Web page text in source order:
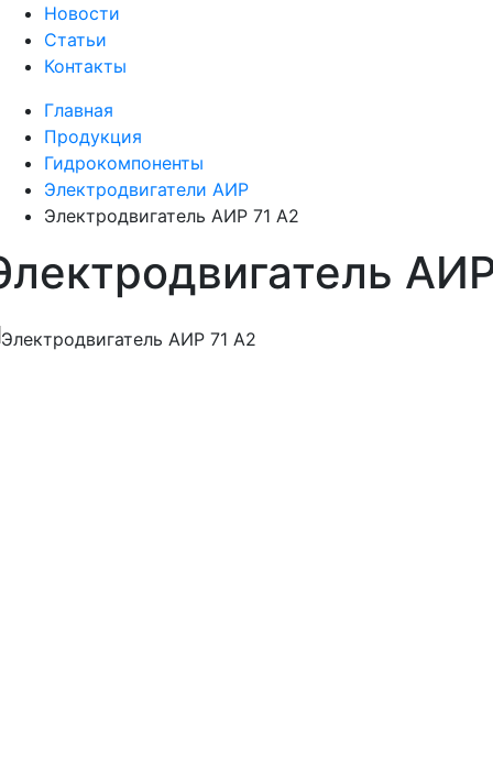
Новости
Статьи
Контакты
Главная
Продукция
Гидрокомпоненты
Электродвигатели АИР
Электродвигатель АИР 71 A2